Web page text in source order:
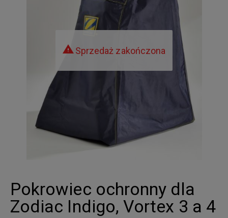
Sprzedaż zakończona
Pokrowiec ochronny dla
Zodiac Indigo, Vortex 3 a 4